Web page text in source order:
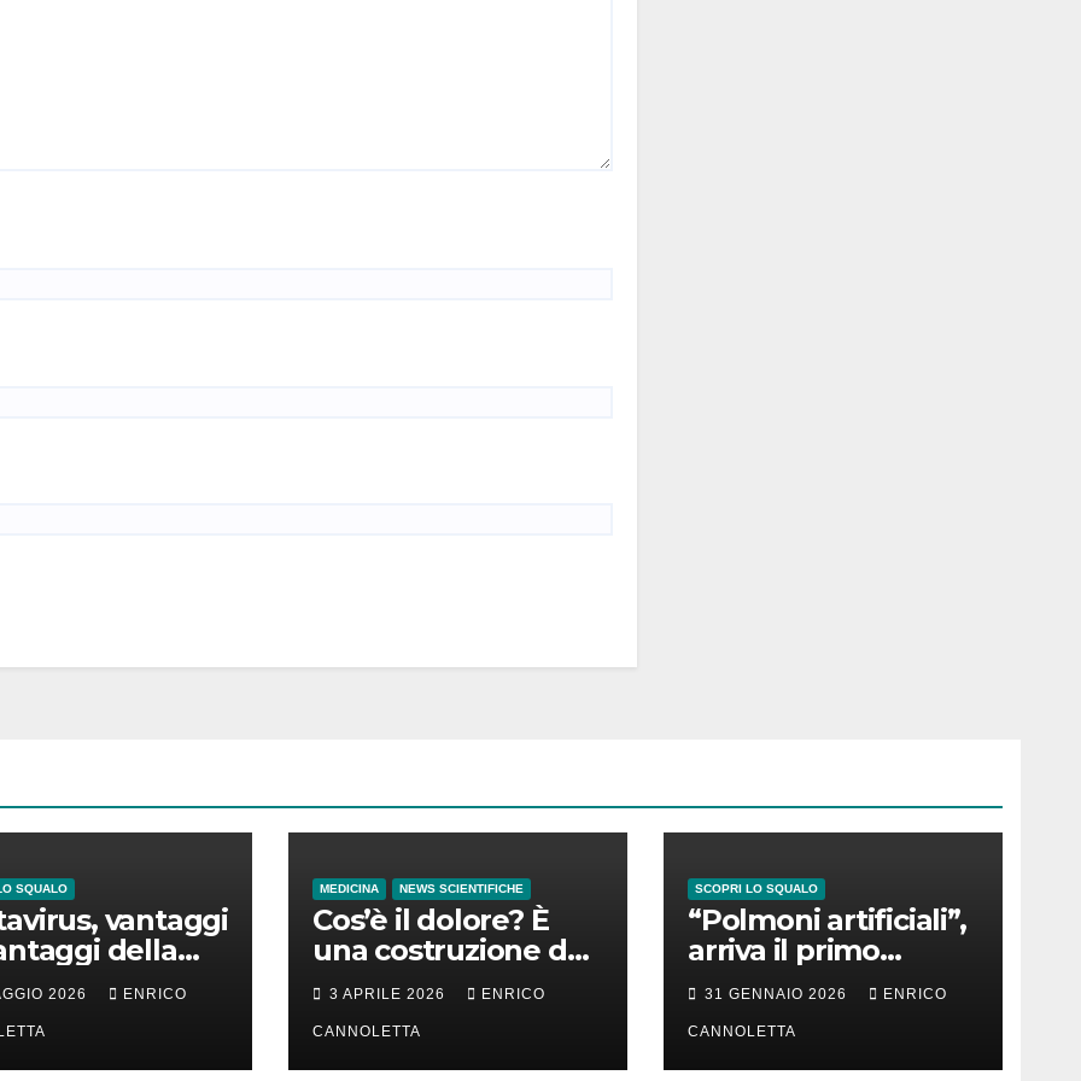
SQUALO
vantaggi
della
incubazione
2026 ENRICO
MEDICINA NEWS SCIENTIFICHE
Cos’è il dolore? È
una costruzione del
cervello
3 APRILE 2026 ENRICO
CANNOLETTA
SCOPRI LO SQUALO
“Polmoni artificiali”,
arriva il primo
successo
31 GENNAIO 2026 ENRICO
CANNOLETTA